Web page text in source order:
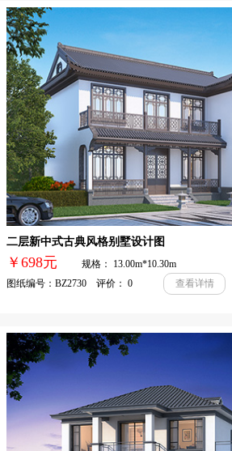
二层新中式古典风格别墅设计图
￥698元
规格： 13.00m*10.30m
图纸编号：BZ2730 评价： 0
查看详情